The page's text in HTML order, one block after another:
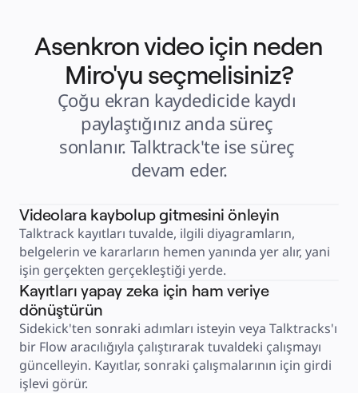
Ekibe Göre
Ürün Yönetimi
Mühendislik
Ürün Liderliği ve Operasyonlar
Operasyonlar
Pazarlama
BT
Stratejik Girişime Göre
Ürün Operasyon Sistemi
Yapay Zeka Dönüşümü
Çalışma Yöntemleri Dönüşümü
Dijital Çalışan Deneyimi
Kaynaklar
Öğrenme
Müşteri Hikayeleri
Academy
Webinarlar
Reforge Learning
Topluluk ve Destek
Yardım Merkezi
Etkinlikler
Topluluk
Ortaklar ve Hizmetler
Miro Profesyonel Hizmetler
Çözüm Ortakları
Fiyatlar
Asenkron video için neden
Miro'yu seçmelisiniz?
Çoğu ekran kaydedicide kaydı
paylaştığınız anda süreç
sonlanır. Talktrack'te ise süreç
devam eder.
Videolara kaybolup gitmesini önleyin
Talktrack kayıtları tuvalde, ilgili diyagramların,
belgelerin ve kararların hemen yanında yer alır, yani
işin gerçekten gerçekleştiği yerde.
Kayıtları yapay zeka için ham veriye
dönüştürün
Sidekick'ten sonraki adımları isteyin veya Talktracks'ı
bir Flow aracılığıyla çalıştırarak tuvaldeki çalışmayı
güncelleyin. Kayıtlar, sonraki çalışmalarının için girdi
işlevi görür.